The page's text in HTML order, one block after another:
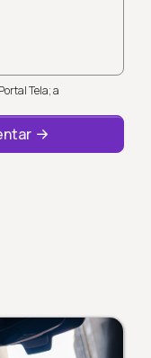
Tela; a